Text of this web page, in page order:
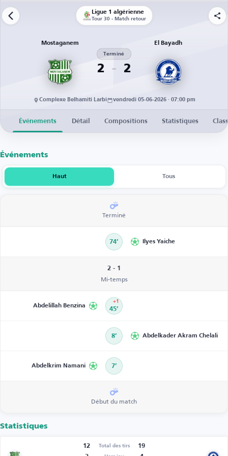
Ligue 1 algérienne
Tour 30 - Match retour
Mostaganem
2
Terminé
2
El Bayadh
Complexe Belhamiti Larbi vendredi 05-06-2026 · 07:00 pm
Événements Détail Compositions Statistiques
Événements
Haut Tous
Terminé
74’ Ilyes Yaiche
2 - 1
Mi-temps
Abdelillah Benzina 45’
+1
8’ Abdelkader Akram Chelali
Abdelkrim Namani 7’
Début du match
Statistiques
12 Total des tirs
19